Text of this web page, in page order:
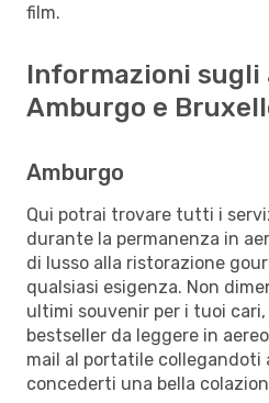
film.
Informazioni
Amburgo e
Amburgo
Qui potrai trovare tutti i
durante la permanenza in
di lusso alla ristorazione
qualsiasi esigenza. Non
ultimi souvenir per i tuoi
bestseller da leggere in
mail al portatile collegandoti
concederti una bella